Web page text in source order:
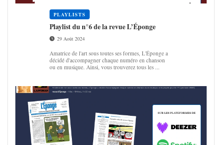
PLAYLISTS
Play­list du n°6 de la revue L’Éponge
29 Août 2024
Amatrice de l'art sous toutes ses formes, L'Éponge a
décidé d'accompagner chaque numéro en chanson
ou en musique. Ainsi, vous trouverez tous les ...